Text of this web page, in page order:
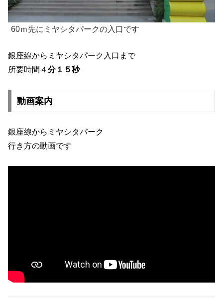
60ｍ先にミヤシタパークの入口です
銀座線からミヤシタパーク入口まで
所要時間４分１５秒
動画案内
銀座線からミヤシタパーク
行き方の動画です